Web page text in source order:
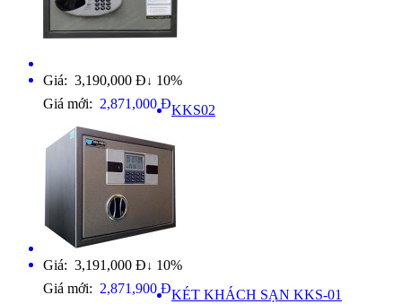
Giá: 3,190,000 Đ ↓ 10%
Giá mới: 2,871,000 ĐKKS02
Giá: 3,191,000 Đ ↓ 10%
Giá mới: 2,871,900 ĐKÉT KHÁCH SẠN KKS-01